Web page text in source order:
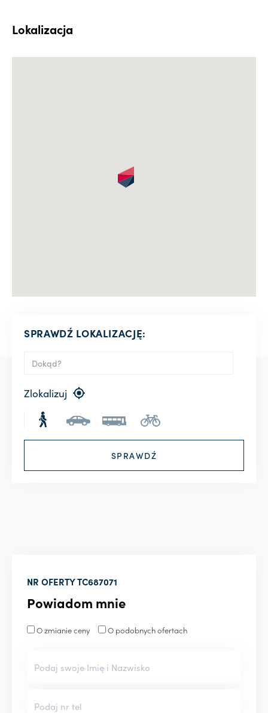
Lokalizacja
SPRAWDŹ LOKALIZACJĘ:
Zlokalizuj
NR OFERTYTC687071
Powiadom mnie
O zmianie ceny O podobnych ofertach